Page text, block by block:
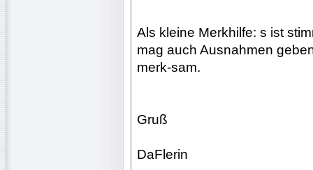
Als kleine Merkhilfe: s ist
mag auch Ausnahmen
merk-sam.
Gruß
DaFlerin